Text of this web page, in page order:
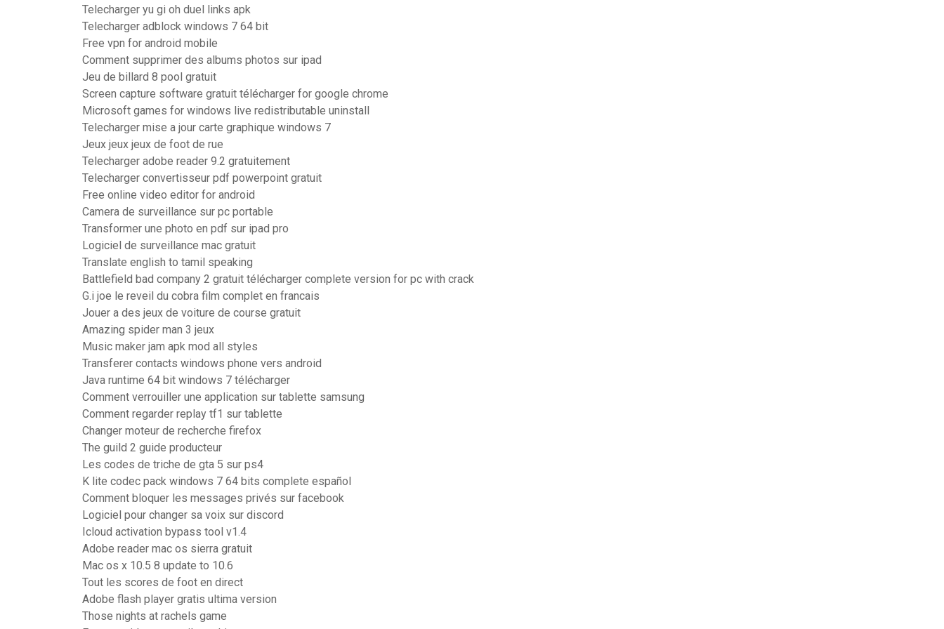
Telecharger yu gi oh duel links apk
Telecharger adblock windows 7 64 bit
Free vpn for android mobile
Comment supprimer des albums photos sur ipad
Jeu de billard 8 pool gratuit
Screen capture software gratuit télécharger for google chrome
Microsoft games for windows live redistributable uninstall
Telecharger mise a jour carte graphique windows 7
Jeux jeux jeux de foot de rue
Telecharger adobe reader 9.2 gratuitement
Telecharger convertisseur pdf powerpoint gratuit
Free online video editor for android
Camera de surveillance sur pc portable
Transformer une photo en pdf sur ipad pro
Logiciel de surveillance mac gratuit
Translate english to tamil speaking
Battlefield bad company 2 gratuit télécharger complete version for pc with crack
G.i joe le reveil du cobra film complet en francais
Jouer a des jeux de voiture de course gratuit
Amazing spider man 3 jeux
Music maker jam apk mod all styles
Transferer contacts windows phone vers android
Java runtime 64 bit windows 7 télécharger
Comment verrouiller une application sur tablette samsung
Comment regarder replay tf1 sur tablette
Changer moteur de recherche firefox
The guild 2 guide producteur
Les codes de triche de gta 5 sur ps4
K lite codec pack windows 7 64 bits complete español
Comment bloquer les messages privés sur facebook
Logiciel pour changer sa voix sur discord
Icloud activation bypass tool v1.4
Adobe reader mac os sierra gratuit
Mac os x 10.5 8 update to 10.6
Tout les scores de foot en direct
Adobe flash player gratis ultima version
Those nights at rachels game